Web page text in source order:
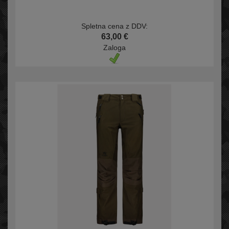
Spletna cena z DDV:
63,00 €
Zaloga